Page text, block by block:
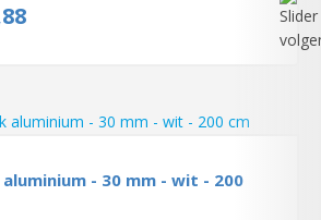
- 30 mm - wit - 200